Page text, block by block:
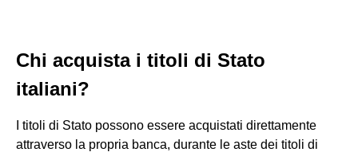
Chi acquista i titoli di Stato
italiani?
I titoli di Stato possono essere acquistati direttamente
attraverso la propria banca, durante le aste dei titoli di